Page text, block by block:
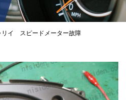
イ スピードメーター故障